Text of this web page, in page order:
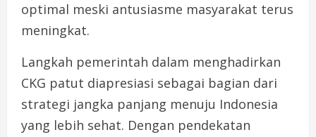
optimal meski antusiasme masyarakat terus
meningkat.
Langkah pemerintah dalam menghadirkan
CKG patut diapresiasi sebagai bagian dari
strategi jangka panjang menuju Indonesia
yang lebih sehat. Dengan pendekatan